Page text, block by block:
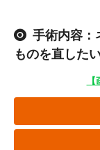
手術内容：
ものを直したい